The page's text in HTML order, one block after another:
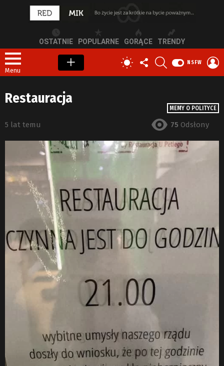
OSTATNIE POPULARNE GORĄCE TRENDY
Menu
PRZEŁĄCZ
SKÓRKĘ
OBSERWUJ
NAS
NSFW
MEMY O POLITYCE
Restauracja
5 lat temu 75 Odsłony